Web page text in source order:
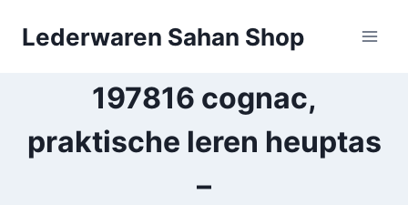
Lederwaren Sahan Shop
197816 cognac,
praktische leren heuptas
–